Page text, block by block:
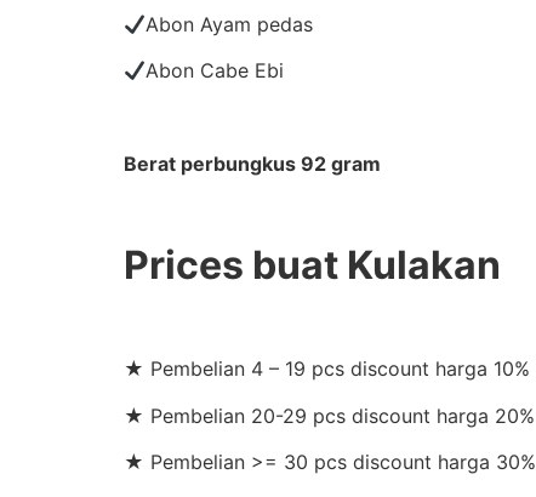
Abon Ayam pedas
Abon Cabe Ebi
Berat perbungkus 92 gram
Prices buat Kulakan
★ Pembelian 4 – 19 pcs discount harga 10%
★ Pembelian 20-29 pcs discount harga
★ Pembelian >= 30 pcs discount harga